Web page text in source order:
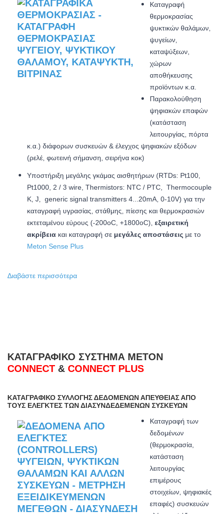
Καταγραφή
θερμοκρασίας
ψυκτικών θαλάμων,
ψυγείων,
καταψύξεων,
χώρων
αποθήκευσης
προϊόντων κ.α.
Παρακολούθηση
ψηφιακών επαφών
(κατάσταση
λειτουργίας, πόρτα
κ.α.) διάφορων συσκευών & έλεγχος ψηφιακών εξόδων
(ρελέ, φωτεινή σήμανση, σειρήνα κοκ)
Υποστήριξη μεγάλης γκάμας αισθητήρων (RTDs: Pt100,
Pt1000, 2 / 3 wire, Thermistors: NTC / PTC, Thermocouple
K, J, generic signal transmitters 4...20mA, 0-10V) για την
καταγραφή υγρασίας, στάθμης, πίεσης και θερμοκρασιών
εκτεταμένου εύρους (-200oC, +1800oC), εξαιρετική
ακρίβεια και καταγραφή σε μεγάλες αποστάσεις με το
Meton Sense Plus
Διαβάστε περισσότερα
ΚΑΤΑΓΡΑΦΙΚΌ ΣΎΣΤΗΜΑ METON
CONNECT & CONNECT PLUS
ΚΑΤΑΓΡΑΦΙΚΌ ΣΥΛΛΟΓΉΣ ΔΕΔΟΜΈΝΩΝ ΑΠΕΥΘΕΊΑΣ ΑΠΌ
ΤΟΥΣ ΕΛΕΓΚΤΈΣ ΤΩΝ ΔΙΑΣΥΝΔΕΔΕΜΈΝΩΝ ΣΥΣΚΕΥΏΝ
Καταγραφή των
δεδομένων
(θερμοκρασία,
κατάσταση
λειτουργίας
επιμέρους
στοιχείων, ψηφιακές
επαφές) συσκευών